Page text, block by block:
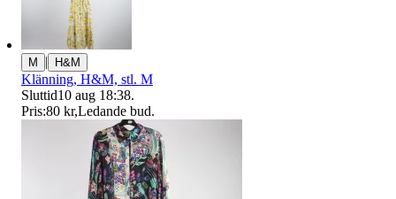
M | H&M
Klänning, H&M, stl. M
Sluttid10 aug 18:38.
Pris:80 kr,Ledande bud.